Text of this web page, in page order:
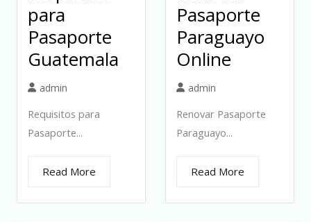
para
Pasaporte
Guatemala
admin
Requisitos para
Pasaporte...
Read More
Pasaporte
Paraguayo
Online
admin
Renovar Pasaporte
Paraguayo...
Read More